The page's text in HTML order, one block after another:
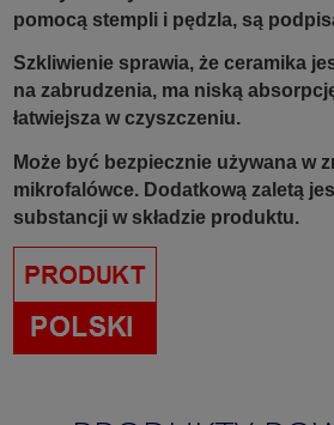
pomocą stempli i pędzla, są
Szkliwienie sprawia, że ceramika
na zabrudzenia, ma niską
łatwiejsza w czyszczeniu.
Może być bezpiecznie używana w
mikrofalówce. Dodatkową zaletą
substancji w składzie produktu.